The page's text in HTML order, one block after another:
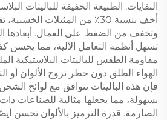
النفايات. الطبيعة الخفيفة للباليتات
أخف بنسبة 30٪ من المثيلات
وتخفف من الضغط على العمال. أبعادها
تسهل أنظمة التعامل الآلية، مما يحسن
مقاومة الطقس للباليتات البلاستيكية
الهواء الطلق دون خطر نزوح الألوان أو
فإن هذه الباليتات تتوافق مع لوائح
بسهولة، مما يجعلها مثالية للصناعات
الصارمة. قدرة الترميز بالألوان تحسن